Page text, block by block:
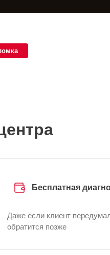
Бесплатная
Даже если клиент
обратится позже